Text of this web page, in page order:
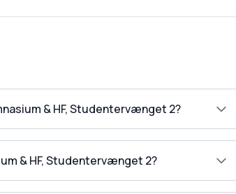
& HF, Studentervænget 2?
& HF, Studentervænget 2?